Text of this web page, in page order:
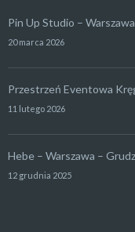
Pin Up Studio –
20 marca 2026
Przestrzeń Eventowa
11 lutego 2026
Hebe – Warszawa –
12 grudnia 2025